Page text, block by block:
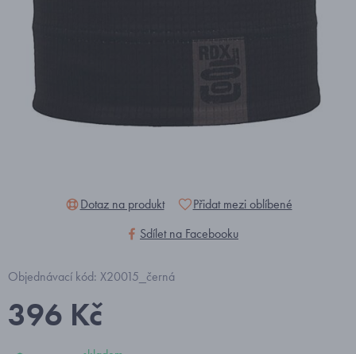
Dotaz na produkt
Přidat mezi oblíbené
Sdílet na Facebooku
Objednávací kód: X20015_černá
396 Kč